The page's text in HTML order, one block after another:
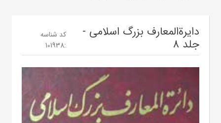
دایرة‌المعارف بزرگ اسلامی -
جلد 8
کد شناسه
:
101938